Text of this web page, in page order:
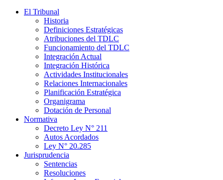
El Tribunal
Historia
Definiciones Estratégicas
Atribuciones del TDLC
Funcionamiento del TDLC
Integración Actual
Integración Histórica
Actividades Institucionales
Relaciones Internacionales
Planificación Estratégica
Organigrama
Dotación de Personal
Normativa
Decreto Ley N° 211
Autos Acordados
Ley N° 20.285
Jurisprudencia
Sentencias
Resoluciones